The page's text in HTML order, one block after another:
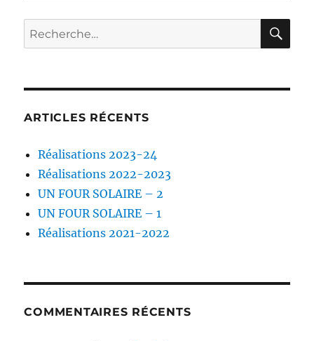
Recherche
pour :
ARTICLES RÉCENTS
Réalisations 2023-24
Réalisations 2022-2023
UN FOUR SOLAIRE – 2
UN FOUR SOLAIRE – 1
Réalisations 2021-2022
COMMENTAIRES RÉCENTS